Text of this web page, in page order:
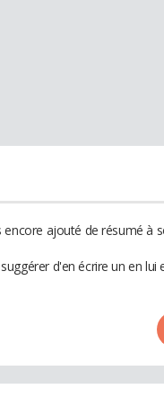
encore ajouté de résumé à
d'en écrire un en